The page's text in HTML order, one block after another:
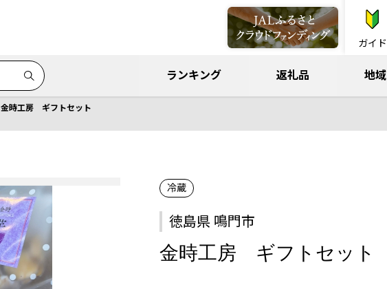
ガイド
ランキング 返礼品 地域
金時工房 ギフトセット
冷蔵
徳島県 鳴門市
金時工房 ギフトセット